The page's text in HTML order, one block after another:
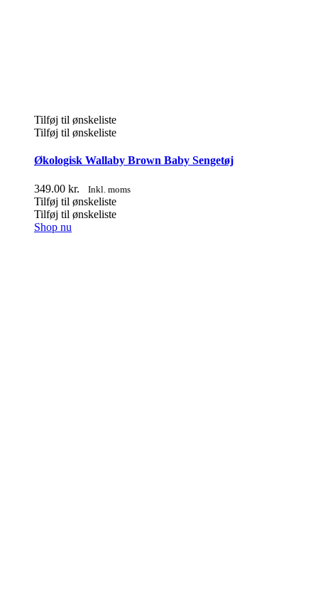
Tilføj til ønskeliste
Tilføj til ønskeliste
Økologisk Wallaby Brown Baby Sengetøj
349.00 kr. Inkl. moms
Tilføj til ønskeliste
Tilføj til ønskeliste
Shop nu